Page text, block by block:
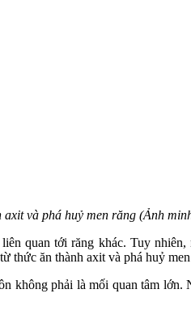
và phá huỷ men răng (Ảnh
quan tới răng khác. Tuy
thức ăn thành axit và phá huỷ
không phải là mối quan tâm lớn.